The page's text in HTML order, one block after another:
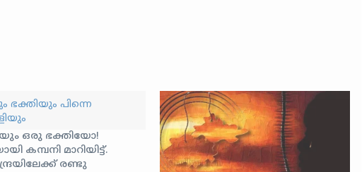
പിന്നെ
ഒരു ഭക്തിയോ!
കമ്പനി മാറിയിട്ട്.
രണ്ടു